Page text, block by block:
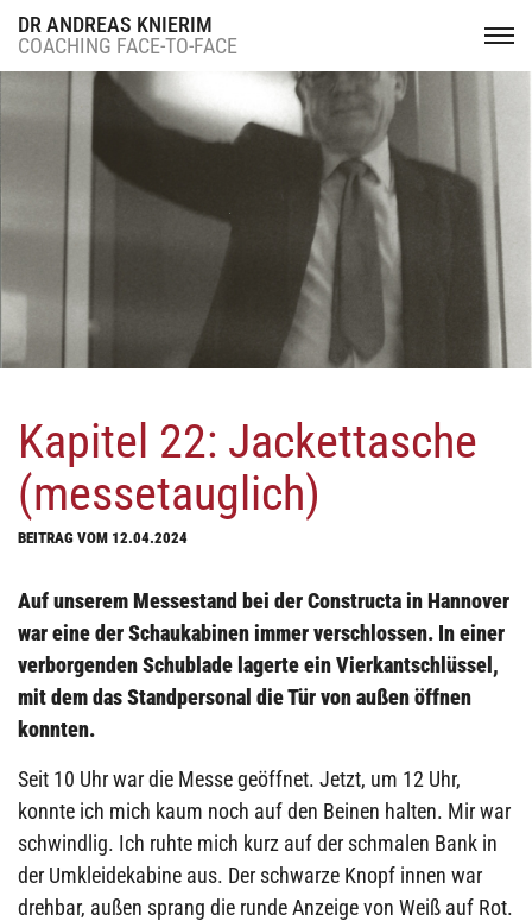
DR ANDREAS KNIERIM
COACHING FACE-TO-FACE
Kapitel 22: Jackettasche
(messetauglich)
BEITRAG VOM 12.04.2024
Auf unserem Messestand bei der Constructa in Hannover
war eine der Schaukabinen immer verschlossen. In einer
verborgenden Schublade lagerte ein Vierkantschlüssel,
mit dem das Standpersonal die Tür von außen öffnen
konnten.
Seit 10 Uhr war die Messe geöffnet. Jetzt, um 12 Uhr,
konnte ich mich kaum noch auf den Beinen halten. Mir war
schwindlig. Ich ruhte mich kurz auf der schmalen Bank in
der Umkleidekabine aus. Der schwarze Knopf innen war
drehbar, außen sprang die runde Anzeige von Weiß auf Rot.